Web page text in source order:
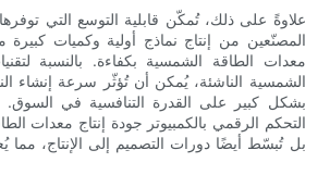
علاوةً على ذلك، تُمكّن قابلية التوسع التي
معدات الطاقة الشمسية بكفاءة. بالنسبة
الشمسية الناشئة، يُمكن أن تُؤثّر سرعة إنشاء
بشكل كبير على القدرة التنافسية في السوق.
التحكم الرقمي بالكمبيوتر جودة إنتاج معدات
بل تُبسّط أيضًا دورات التصميم إلى الإنتاج، مما